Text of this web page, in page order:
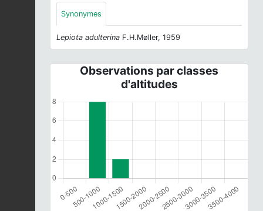
Synonymes
Lepiota adulterina F.H.Møller, 1959
Observations par classes
d'altitudes